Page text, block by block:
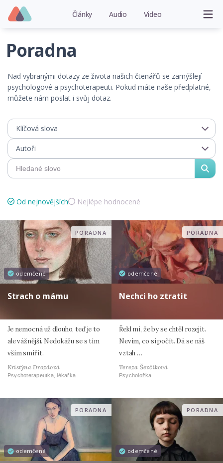
Články Audio Video
Poradna
Nad vybranými dotazy ze života našich čtenářů se zamýšlejí
psychologové a psychoterapeuti. Pokud máte naše předplatné,
můžete nám poslat i svůj dotaz.
Klíčová slova
Autoři
Od nejnovějších Nejlépe hodnocené
odemčené
PORADNA
Strach o mámu
Je nemocná už dlouho, teď je to
ale vážnější. Nedokážu se s tím
vším smířit.
Kristýna Drozdová
Psychoterapeutka, lékařka
odemčené
PORADNA
Nechci ho ztratit
Řekl mi, že by se chtěl rozejít.
Nevím, co si počít. Dá se náš
vztah …
Tereza Ševčíková
Psycholožka
odemčené
PORADNA
odemčené
PORADNA